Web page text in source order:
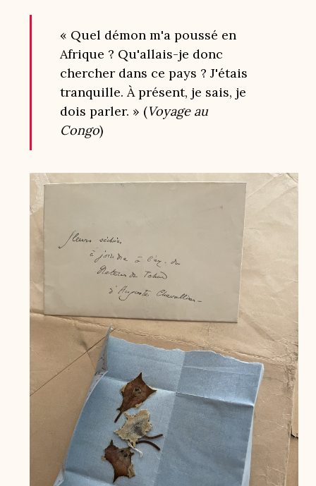
« Quel démon m'a poussé en
Afrique ? Qu'allais-je donc
chercher dans ce pays ? J'étais
tranquille. À présent, je sais, je
dois parler. » (Voyage au
Congo)
Image